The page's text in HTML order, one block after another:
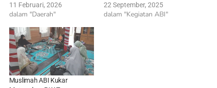
11 Februari, 2026
dalam "Daerah"
22 September, 2025
dalam "Kegiatan ABI"
Muslimah ABI Kukar